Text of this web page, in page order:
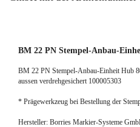
BM 22 PN Stempel-Anbau-
BM 22 PN Stempel-Anbau-Einheit Hub
aussen verdrehgesichert 100005303
* Prägewerkzeug bei Bestellung der
Hersteller: Borries Markier-Systeme